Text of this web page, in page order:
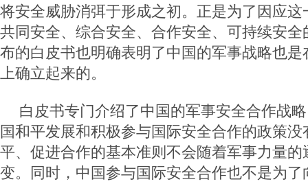
将安全威胁消弭于形成之初。正是为了因应
共同安全、综合安全、合作安全、可持续安
布的白皮书也明确表明了中国的军事战略也
上确立起来的。
白皮书专门介绍了中国的军事安全合作战
国和平发展和积极参与国际安全合作的政策
平、促进合作的基本准则不会随着军事力量
变。同时，中国参与国际安全合作也不是为